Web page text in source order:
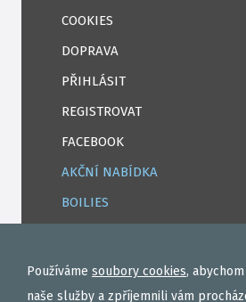
COOKIES
DOPRAVA
PŘIHLÁSIT
REGISTROVAT
FACEBOOK
AKČNÍ NABÍDKA
BOILIES
TEKUTÉ
OBALOVAČKY
Používáme soubory cookies,
naše služby a zpříjemnili vám